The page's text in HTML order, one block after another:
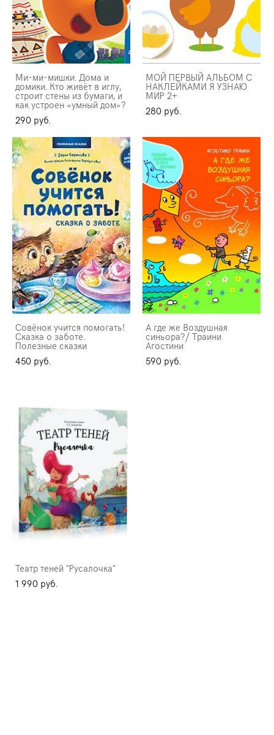
Ми-ми-мишки. Дома и
домики. Кто живёт в иглу,
строит стены из бумаги, и
как устроен «умный дом»?
290 pуб.
МОЙ ПЕРВЫЙ АЛЬБОМ С
НАКЛЕЙКАМИ Я УЗНАЮ
МИР 2+
280 pуб.
Совёнок учится помогать!
Сказка о заботе.
Полезные сказки
450 pуб.
А где же Воздушная
синьора?/ Траини
Агостини
590 pуб.
Театр теней "Русалочка"
1 990 pуб.